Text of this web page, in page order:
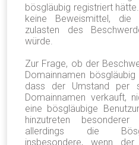
bösgläubig registriert
keine Beweismittel,
zulasten des
würde.
Zur Frage, ob der
Domainnamen
dass der Umstand per
Domainnamen verkauft,
eine bösgläubige
hinzutreten
allerdings die
insbesondere, wenn